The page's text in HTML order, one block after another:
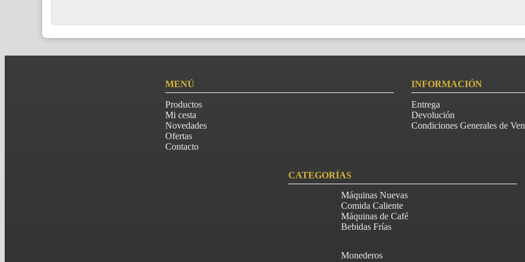
MENÚ
Productos
Mi cesta
Novedades
Ofertas
Contacto
INFORMACIÓN
Entrega
Devolución
Condiciones Generales de
CATEGORÍAS
Máquinas Nuevas
Comida Caliente
Máquinas de Café
Bebidas Frías
Monederos